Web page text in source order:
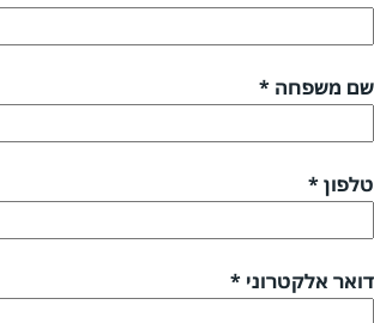
שם משפחה *
טלפון *
דואר אלקטרוני *